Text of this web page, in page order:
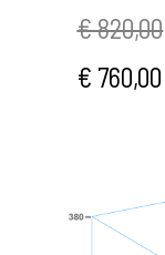
€ 820,00
€ 760,00